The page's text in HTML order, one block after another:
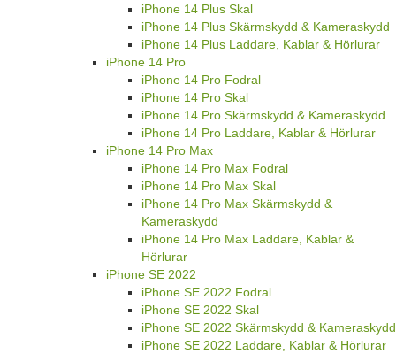
iPhone 14 Plus Skal
iPhone 14 Plus Skärmskydd & Kameraskydd
iPhone 14 Plus Laddare, Kablar & Hörlurar
iPhone 14 Pro
iPhone 14 Pro Fodral
iPhone 14 Pro Skal
iPhone 14 Pro Skärmskydd & Kameraskydd
iPhone 14 Pro Laddare, Kablar & Hörlurar
iPhone 14 Pro Max
iPhone 14 Pro Max Fodral
iPhone 14 Pro Max Skal
iPhone 14 Pro Max Skärmskydd &
Kameraskydd
iPhone 14 Pro Max Laddare, Kablar &
Hörlurar
iPhone SE 2022
iPhone SE 2022 Fodral
iPhone SE 2022 Skal
iPhone SE 2022 Skärmskydd & Kameraskydd
iPhone SE 2022 Laddare, Kablar & Hörlurar